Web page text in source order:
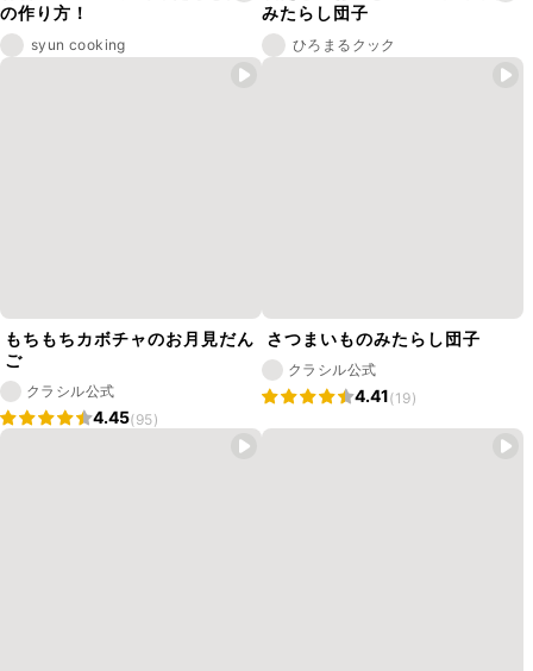
の作り方！
syun cooking
みたらし団子
ひろまるクック
もちもちカボチャのお月見だん
ご
クラシル公式
4.45(95)
さつまいものみたらし団子
クラシル公式
4.41(19)